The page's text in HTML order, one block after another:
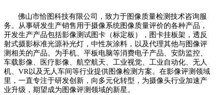
佛山市恰图科技有限公司，致力于图像质量检测技术咨询服
务。从事研发生产销售用于摄像系统图像质量评价的各种产品，
开发生产产品包括影像测试图卡（标定板），图卡挂板架，透反
射式摄影标准光源补光灯，中性灰涂料，以及代理其他与图像评
测相关的产品。为手机、平板电脑等消费电子产品、安防监控、
车载影像、医疗影像、航空航天、工业视觉、工业自动化、无人
机、 VR以及无人车间等行业提供图像检测方案。在影像评测领域
里，一直专注于研发创新，向多元化转型，为摄像头行业加速产
业升级，期望成为图像评测领域的新星。